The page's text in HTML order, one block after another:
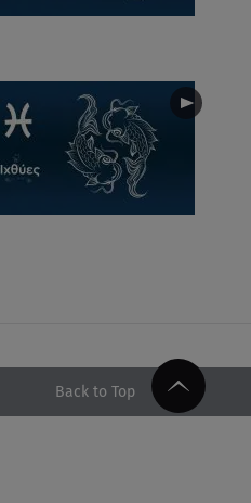
Back to Top